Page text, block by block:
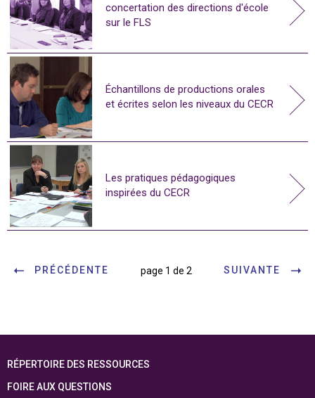
concertation des directions d'école
sur le FLS
Échantillons de productions orales
et écrites selon les niveaux du CECR
Les pratiques pédagogiques
inspirées du CECR
PRÉCÉDENTE page 1 de 2 SUIVANTE
RÉPERTOIRE DES RESSOURCES
FOIRE AUX QUESTIONS